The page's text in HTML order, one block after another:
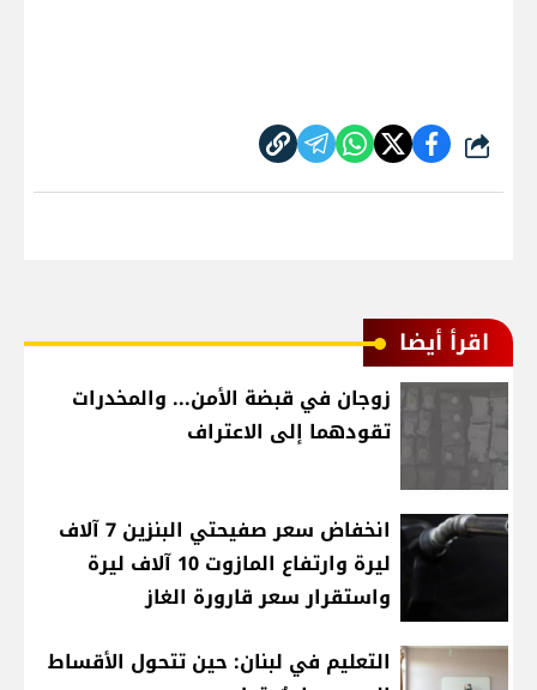
شارك
اقرأ أيضا
زوجان في قبضة الأمن... والمخدرات
تقودهما إلى الاعتراف
انخفاض سعر صفيحتي البنزين 7 آلاف
ليرة وارتفاع المازوت 10 آلاف ليرة
واستقرار سعر قارورة الغاز
التعليم في لبنان: حين تتحول الأقساط